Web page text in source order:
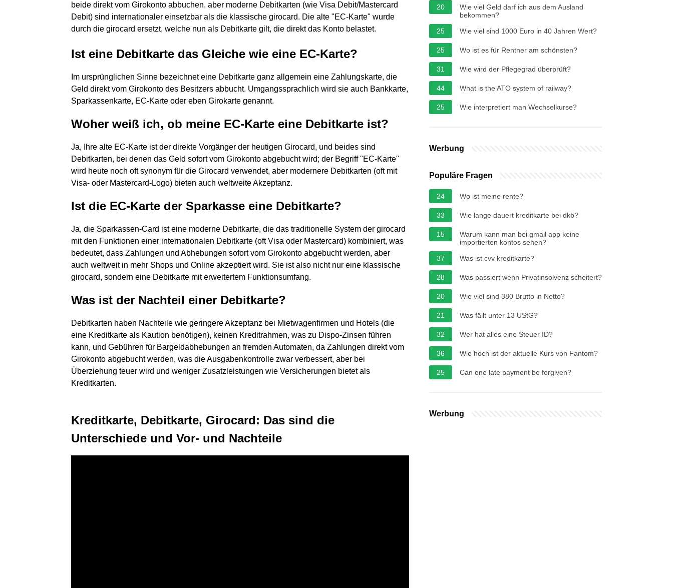
beide direkt vom Girokonto abbuchen, aber moderne Debitkarten (wie Visa Debit/Mastercard
Debit) sind internationaler einsetzbar als die klassische girocard. Die alte "EC-Karte" wurde
durch die girocard ersetzt, welche nun als Debitkarte gilt, die direkt das Konto belastet.
Ist eine Debitkarte das Gleiche wie eine EC-Karte?
Im ursprünglichen Sinne bezeichnet eine Debitkarte ganz allgemein eine Zahlungskarte, die
Geld direkt vom Girokonto des Besitzers abbucht. Umgangssprachlich wird sie auch Bankkarte,
Sparkassenkarte, EC-Karte oder eben Girokarte genannt.
Woher weiß ich, ob meine EC-Karte eine Debitkarte ist?
Ja, Ihre alte EC-Karte ist der direkte Vorgänger der heutigen Girocard, und beides sind
Debitkarten, bei denen das Geld sofort vom Girokonto abgebucht wird; der Begriff "EC-Karte"
wird heute noch oft synonym für die Girocard verwendet, aber modernere Debitkarten (oft mit
Visa- oder Mastercard-Logo) bieten auch weltweite Akzeptanz.
Ist die EC-Karte der Sparkasse eine Debitkarte?
Ja, die Sparkassen-Card ist eine moderne Debitkarte, die das traditionelle System der girocard
mit den Funktionen einer internationalen Debitkarte (oft Visa oder Mastercard) kombiniert, was
bedeutet, dass Zahlungen und Abhebungen sofort vom Girokonto abgebucht werden, aber
auch weltweit in mehr Shops und Online akzeptiert wird. Sie ist also nicht nur eine klassische
girocard, sondern eine Debitkarte mit erweitertem Funktionsumfang.
Was ist der Nachteil einer Debitkarte?
Debitkarten haben Nachteile wie geringere Akzeptanz bei Mietwagenfirmen und Hotels (die
eine Kreditkarte als Kaution benötigen), keinen Kreditrahmen, was zu Dispo-Zinsen führen
kann, und Gebühren für Bargeldabhebungen an fremden Automaten, da Zahlungen direkt vom
Girokonto abgebucht werden, was die Ausgabenkontrolle zwar verbessert, aber bei
Überziehung teuer wird und weniger Zusatzleistungen wie Versicherungen bietet als
Kreditkarten.
Kreditkarte, Debitkarte, Girocard: Das sind die
Unterschiede und Vor- und Nachteile
20
Wie viel Geld darf ich aus dem Ausland
bekommen?
25
Wie viel sind 1000 Euro in 40 Jahren Wert?
25 Wo ist es für Rentner am schönsten?
31 Wie wird der Pflegegrad überprüft?
44 What is the ATO system of railway?
25 Wie interpretiert man Wechselkurse?
Werbung
Populäre Fragen
24 Wo ist meine rente?
33 Wie lange dauert kreditkarte bei dkb?
15
Warum kann man bei gmail app keine
importierten kontos sehen?
37
Was ist cvv kreditkarte?
28 Was passiert wenn Privatinsolvenz scheitert?
20 Wie viel sind 380 Brutto in Netto?
21 Was fällt unter 13 UStG?
32 Wer hat alles eine Steuer ID?
36 Wie hoch ist der aktuelle Kurs von Fantom?
25 Can one late payment be forgiven?
Werbung